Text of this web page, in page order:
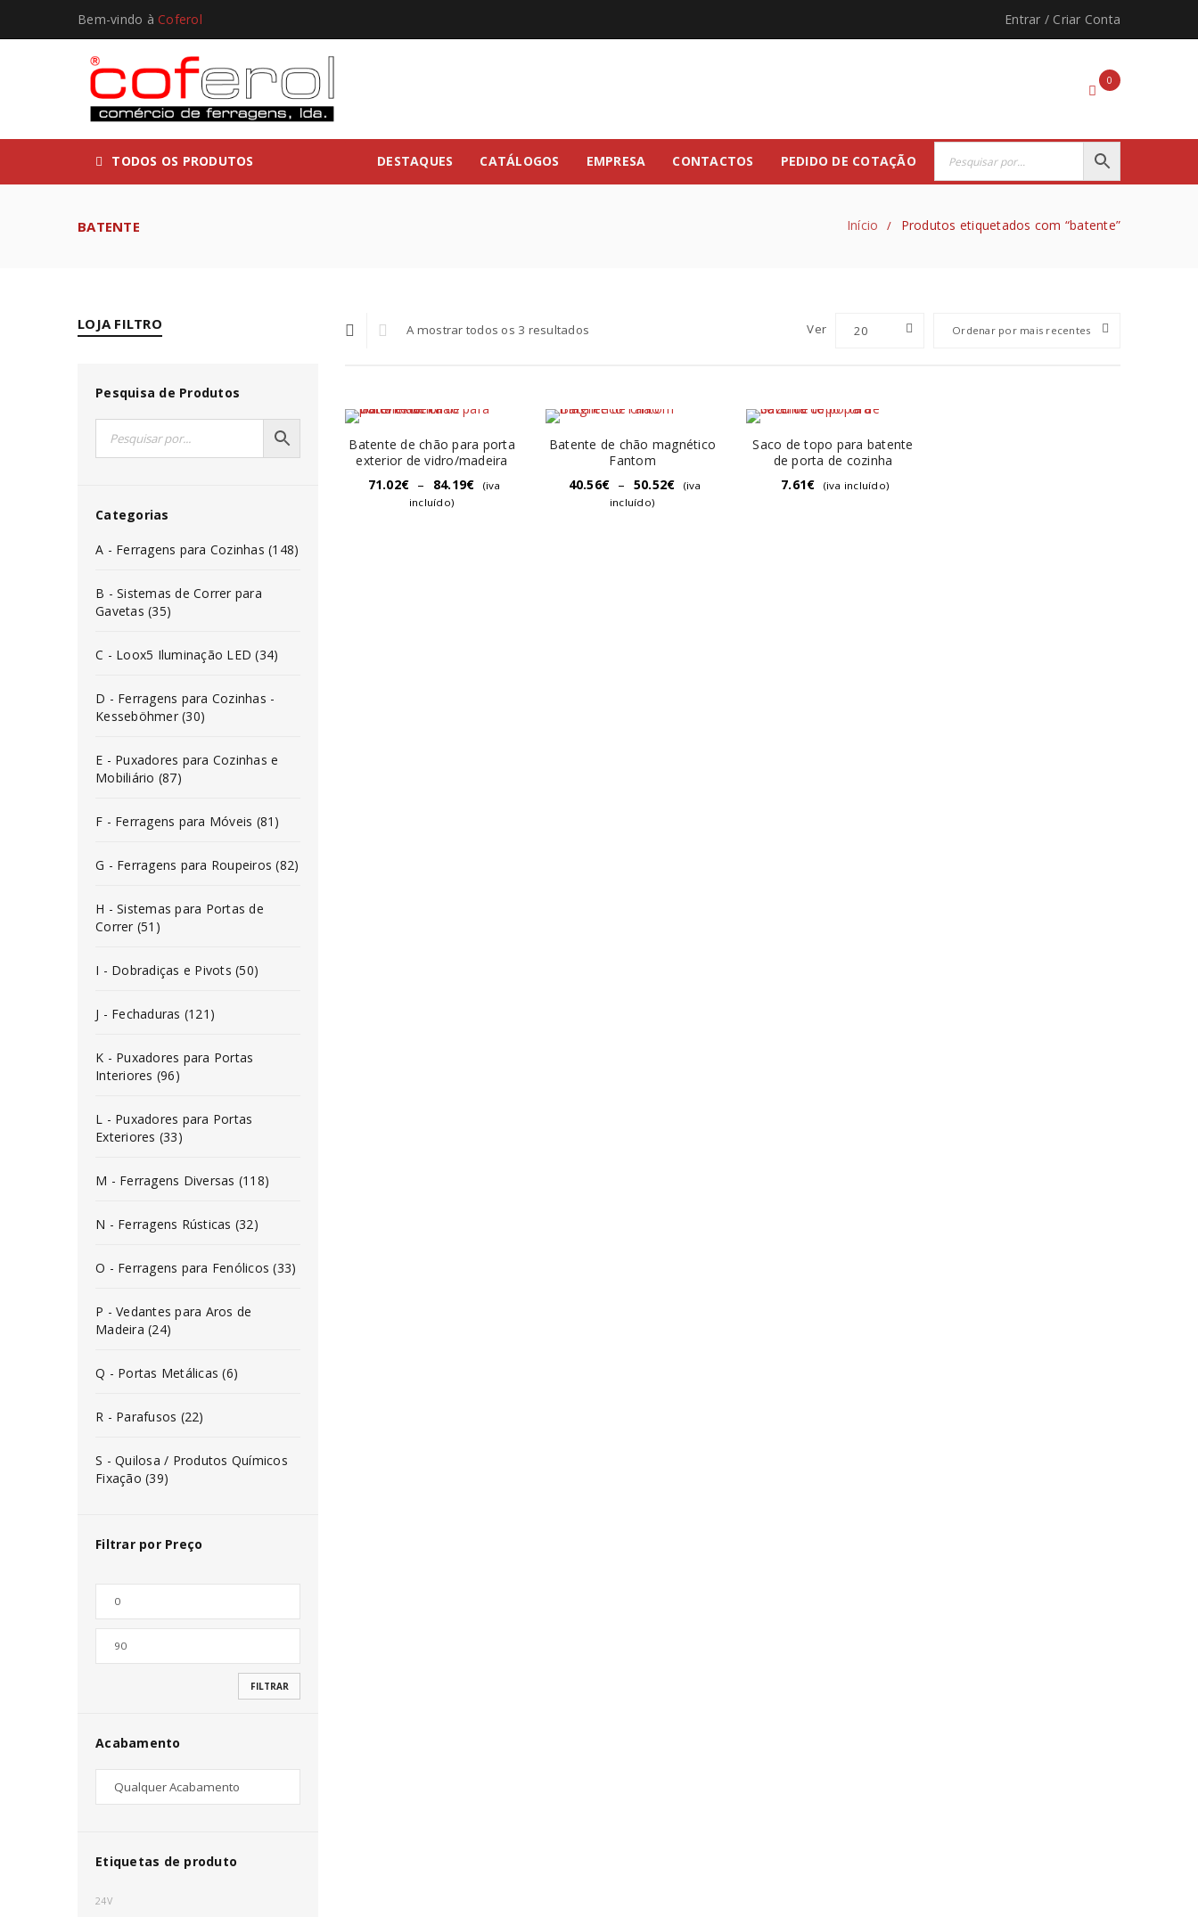
*
INICIAR SESSÃO
Bem-vindo à Coferol Entrar / Criar Conta
0
TODOS OS PRODUTOS DESTAQUES CATÁLOGOS EMPRESA CONTACTOS PEDIDO DE COTAÇÃO
BATENTE Início / Produtos etiquetados com “batente”
LOJA FILTRO
Pesquisa de Produtos
Categorias
A - Ferragens para Cozinhas (148)
B - Sistemas de Correr para
Gavetas (35)
C - Loox5 Iluminação LED (34)
D - Ferragens para Cozinhas -
Kesseböhmer (30)
E - Puxadores para Cozinhas e
Mobiliário (87)
F - Ferragens para Móveis (81)
G - Ferragens para Roupeiros (82)
H - Sistemas para Portas de
Correr (51)
I - Dobradiças e Pivots (50)
J - Fechaduras (121)
K - Puxadores para Portas
Interiores (96)
L - Puxadores para Portas
Exteriores (33)
M - Ferragens Diversas (118)
N - Ferragens Rústicas (32)
O - Ferragens para Fenólicos (33)
P - Vedantes para Aros de
Madeira (24)
Q - Portas Metálicas (6)
R - Parafusos (22)
S - Quilosa / Produtos Químicos
Fixação (39)
Filtrar por Preço
FILTRAR
Acabamento
Etiquetas de produto
24V
A mostrar todos os 3 resultados Ordenar por mais recentes
Ver 20
Batente de chão para porta
exterior de vidro/madeira
71.02€ – 84.19€
(iva
incluído)
Batente de chão magnético
Fantom
40.56€ – 50.52€
(iva
incluído)
Saco de topo para batente
de porta de cozinha
7.61€ (iva incluído)